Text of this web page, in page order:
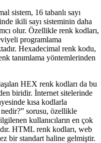
sistem, 16 tabanlı sayı
ikili sayı sisteminin daha
olur. Özellikle renk kodları,
programlama
Hexadecimal renk kodu,
tanımlama yöntemlerinden
HEX renk kodları da bu
biridir. İnternet sitelerinde
kısa kodlarla
sorusu, özellikle
kullanıcıların en çok
HTML renk kodları, web
bir standart haline gelmiştir.